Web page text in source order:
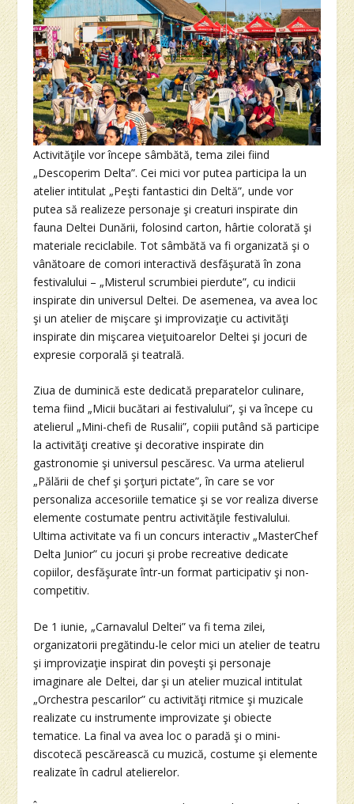
Activităţile vor începe sâmbătă, tema zilei fiind
„Descoperim Delta”. Cei mici vor putea participa la un
atelier intitulat „Peşti fantastici din Deltă”, unde vor
putea să realizeze personaje şi creaturi inspirate din
fauna Deltei Dunării, folosind carton, hârtie colorată şi
materiale reciclabile. Tot sâmbătă va fi organizată şi o
vânătoare de comori interactivă desfăşurată în zona
festivalului – „Misterul scrumbiei pierdute”, cu indicii
inspirate din universul Deltei. De asemenea, va avea loc
şi un atelier de mişcare şi improvizaţie cu activităţi
inspirate din mişcarea vieţuitoarelor Deltei şi jocuri de
expresie corporală şi teatrală.
Ziua de duminică este dedicată preparatelor culinare,
tema fiind „Micii bucătari ai festivalului”, şi va începe cu
atelierul „Mini-chefi de Rusalii”, copiii putând să participe
la activităţi creative şi decorative inspirate din
gastronomie şi universul pescăresc. Va urma atelierul
„Pălării de chef şi şorţuri pictate”, în care se vor
personaliza accesoriile tematice şi se vor realiza diverse
elemente costumate pentru activităţile festivalului.
Ultima activitate va fi un concurs interactiv „MasterChef
Delta Junior” cu jocuri şi probe recreative dedicate
copiilor, desfăşurate într-un format participativ şi non-
competitiv.
De 1 iunie, „Carnavalul Deltei” va fi tema zilei,
organizatorii pregătindu-le celor mici un atelier de teatru
şi improvizaţie inspirat din poveşti şi personaje
imaginare ale Deltei, dar şi un atelier muzical intitulat
„Orchestra pescarilor” cu activităţi ritmice şi muzicale
realizate cu instrumente improvizate şi obiecte
tematice. La final va avea loc o paradă şi o mini-
discotecă pescărească cu muzică, costume şi elemente
realizate în cadrul atelierelor.